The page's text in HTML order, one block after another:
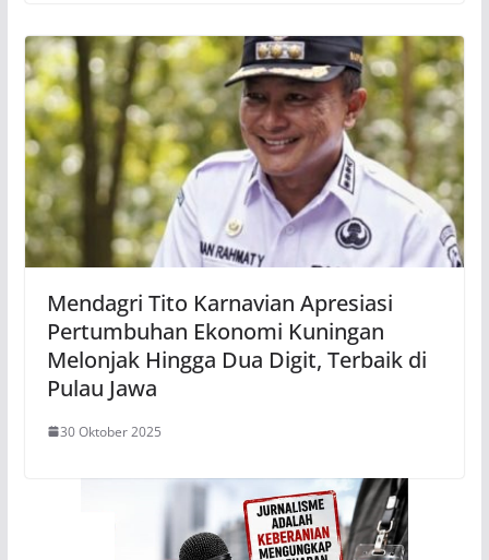
Mendagri Tito Karnavian Apresiasi
Pertumbuhan Ekonomi Kuningan
Melonjak Hingga Dua Digit, Terbaik di
Pulau Jawa
30 Oktober 2025